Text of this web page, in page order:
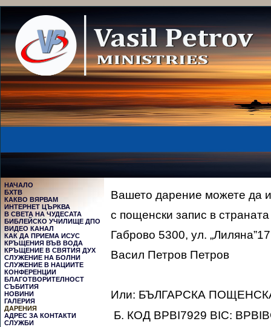
НАЧАЛО
БХТВ
КАКВО ВЯРВАМ
ИНТЕРНЕТ ЦЪРКВА
В СВЕТА НА ЧУДЕСАТА
БИБЛЕЙСКО УЧИЛИЩЕ ДПО
ВИДЕО КАНАЛ
КАК ДА ПРИЕМА ИСУС
КРЪЩЕНИЯ ВЪВ ВОДА
КРЪЩЕНИЕ В СВЯТИЯ ДУХ
СЛУЖЕНИЕ НА БОЛНИ
СЛУЖЕНИЕ В НАЦИИТЕ
КОНФЕРЕНЦИИ
БЛАГОТВОРИТЕЛНОСТ
СЪБИТИЯ
НОВИНИ
ГАЛЕРИЯ
ДАРЕНИЯ
АДРЕС ЗА КОНТАКТИ
СЛУЖБИ
Вашето дарение можете да
с пощенски запис в
Габрово 5300, ул. „Лиляна”17
Васил Петров Петров
Или: БЪЛГАРСКА
Б. КОД BPBI7929 BIC: